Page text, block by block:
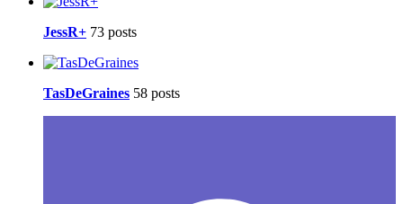
JessR+ 73 posts
TasDeGraines 58 posts